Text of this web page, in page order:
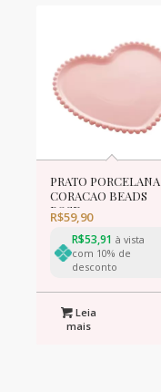
PRATO PORCELANA
CORACAO BEADS
ROSE 25x22x2cm
R$59,90
R$53,91 à vista
com 10% de
desconto
Leia
mais